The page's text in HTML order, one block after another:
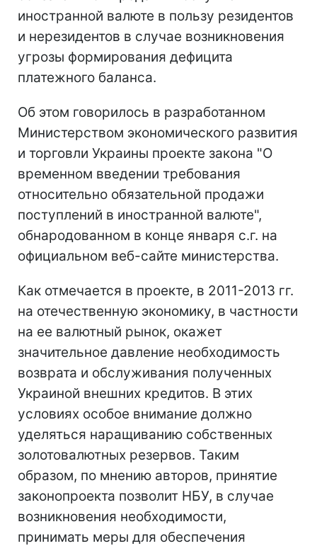
иностранной валюте в пользу резидентов
и нерезидентов в случае возникновения
угрозы формирования дефицита
платежного баланса.
Об этом говорилось в разработанном
Министерством экономического развития
и торговли Украины проекте закона "О
временном введении требования
относительно обязательной продажи
поступлений в иностранной валюте",
обнародованном в конце января с.г. на
официальном веб-сайте министерства.
Как отмечается в проекте, в 2011-2013 гг.
на отечественную экономику, в частности
на ее валютный рынок, окажет
значительное давление необходимость
возврата и обслуживания полученных
Украиной внешних кредитов. В этих
условиях особое внимание должно
уделяться наращиванию собственных
золотовалютных резервов. Таким
образом, по мнению авторов, принятие
законопроекта позволит НБУ, в случае
возникновения необходимости,
принимать меры для обеспечения